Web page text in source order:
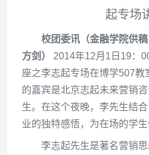
起专场
校团委讯（金融学院供
方剑）
2014年12月1日19：
座之李志起专场在博学507教
的嘉宾是北京志起未来营销
生。在这个夜晚，李先生结
业的独特感悟，为在场的学生
李志起先生是著名营销